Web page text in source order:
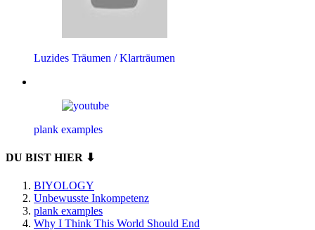
Luzides Träumen / Klarträumen
plank examples
DU BIST HIER ⬇
BIYOLOGY
Unbewusste Inkompetenz
plank examples
Why I Think This World Should End